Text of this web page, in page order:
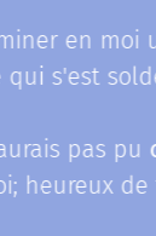
en moi
soldée
pas pu
de